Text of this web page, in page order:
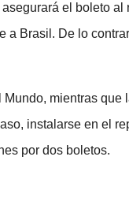
el boleto al
a Brasil. De lo
mientras que
instalarse en el
por dos boletos.